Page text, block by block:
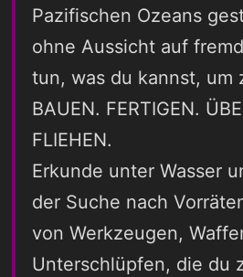
Pazifischen Ozeans
ohne Aussicht auf
tun, was du kannst, um
BAUEN. FERTIGEN.
FLIEHEN.
Erkunde unter Wasser
der Suche nach
von Werkzeugen,
Unterschlüpfen, die du